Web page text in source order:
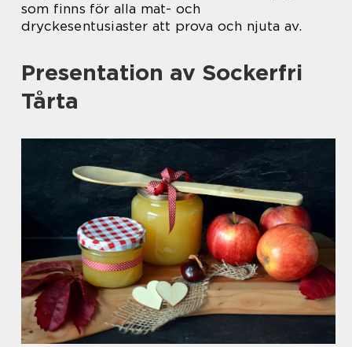
som finns för alla mat- och
dryckesentusiaster att prova och njuta av.
Presentation av Sockerfri
Tårta